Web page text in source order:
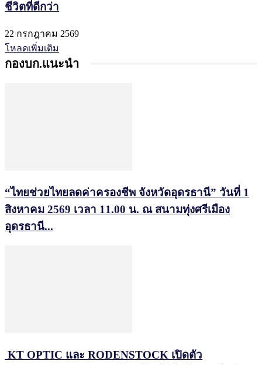
ชีวิตที่ดีกว่า
22 กรกฎาคม 2569
โหลดเพิ่มเติม
กองบก.แนะนำ
“ไทยช่วยไทยลดค่าครองชีพ จังหวัดอุดรธานี” วันที่ 1
สิงหาคม 2569 เวลา 11.00 น. ณ สนามทุ่งศรีเมือง
อุดรธานี...
KT OPTIC และ RODENSTOCK เปิดตัว